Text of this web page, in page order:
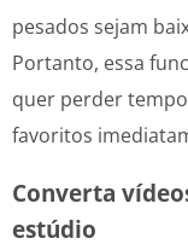
pesados sejam
Portanto, essa
quer perder
favoritos
Converta
estúdio